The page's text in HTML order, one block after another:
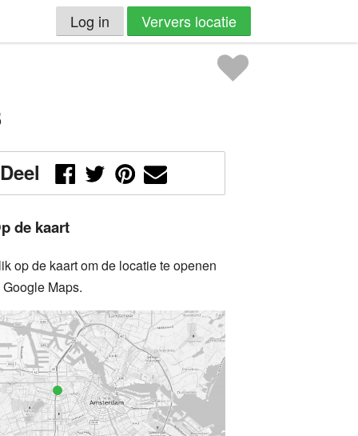
Log in Ververs locatie
Deel
de kaart
op de kaart om de locatie te openen
Maps.